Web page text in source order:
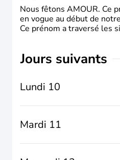
Nous fêtons AMOUR. Ce
en vogue au début de
Ce prénom a traversé les
jours suivants
Lundi 10
Mardi 11